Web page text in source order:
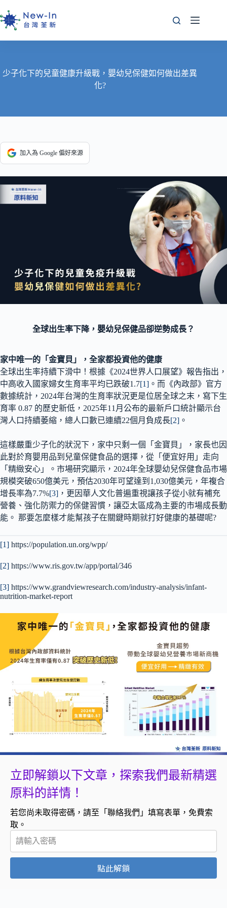
至
主
要
容
少子化下的兒童健康升級戰，嬰幼兒保健如何做出差異
化?
加入為 Google 偏好來源
全球出生率下降，嬰幼兒保健品卻逆勢成長？
家中唯一的「金寶貝」，全家都投資他的健康
全球出生率持續下滑中！根據《2024世界人口展望》報告指出，
中高收入國家婦女生育率平均已跌破1.7[1] 。而《內政部》官方
數據統計，2024年台灣的生育率狀況更是位居全球之末，寫下生
育率 0.87 的歷史新低，2025年11月公布的最新戶口統計顯示台
灣人口持續萎縮，總人口數已連續22個月負成長[2] 。
這樣嚴重少子化的狀況下，家中只剩一個「金寶貝」，家長也因
此對於育嬰用品到兒童保健食品的選擇，從「便宜好用」走向
「精緻安心」。市場研究顯示，2024年全球嬰幼兒保健食品市場
規模突破650億美元，預估2030年可望達到1,030億美元，年複合
增長率為7.7%[3] ，更因華人文化普遍重視讓孩子從小就有補充
營養、強化防禦力的保健習慣，讓亞太區成為主要的市場成長動
能。 那要怎麼樣才能幫孩子在關鍵時期就打好健康的基礎呢?
[1] https://population.un.org/wpp/
[2] https://www.ris.gov.tw/app/portal/346
[3] https://www.grandviewresearch.com/industry-analysis/infant-
nutrition-market-report
立即解鎖以下文章，探索我們最新精選
原料的詳情！
若您尚未取得密碼，請至「聯絡我們」填寫表單，免費索
取。
點此解鎖